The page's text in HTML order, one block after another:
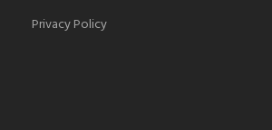
Privacy Policy